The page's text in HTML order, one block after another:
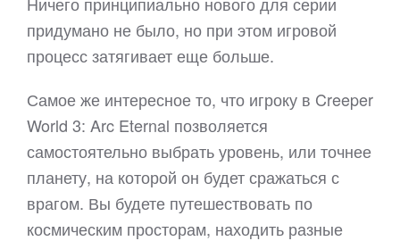
придумано не было, но при этом игровой
процесс затягивает еще больше.
Самое же интересное то, что игроку в Creeper
World 3: Arc Eternal позволяется
самостоятельно выбрать уровень, или точнее
планету, на которой он будет сражаться с
врагом. Вы будете путешествовать по
космическим просторам, находить разные